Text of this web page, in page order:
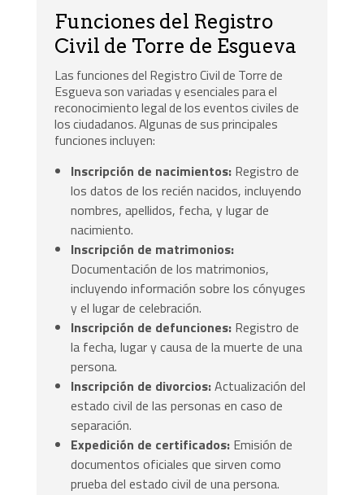
Funciones del Registro
Civil de Torre de Esgueva
Las funciones del Registro Civil de Torre de
Esgueva son variadas y esenciales para el
reconocimiento legal de los eventos civiles de
los ciudadanos. Algunas de sus principales
funciones incluyen:
Inscripción de nacimientos: Registro de
los datos de los recién nacidos, incluyendo
nombres, apellidos, fecha, y lugar de
nacimiento.
Inscripción de matrimonios:
Documentación de los matrimonios,
incluyendo información sobre los cónyuges
y el lugar de celebración.
Inscripción de defunciones: Registro de
la fecha, lugar y causa de la muerte de una
persona.
Inscripción de divorcios:Actualización del
estado civil de las personas en caso de
separación.
Expedición de certificados: Emisión de
documentos oficiales que sirven como
prueba del estado civil de una persona.